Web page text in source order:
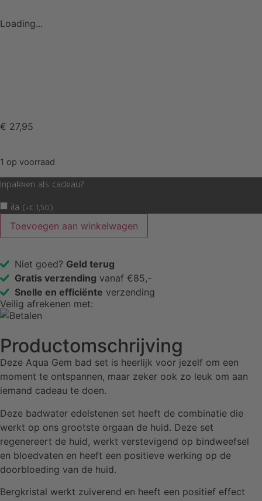
Loading...
€ 27,95
1 op voorraad
Inpakken als cadeau?
Ja (+€ 1,50 )
Toevoegen aan winkelwagen
Niet goed? Geld terug
Gratis verzending vanaf €85,-
Snelle en efficiënte verzending
Veilig afrekenen met:
Productomschrijving
Deze Aqua Gem bad set is heerlijk voor jezelf om een
moment te ontspannen, maar zeker ook zo leuk om aan
iemand cadeau te doen.
Deze badwater edelstenen set heeft de combinatie die
werkt op ons grootste orgaan de huid. Deze set
regenereert de huid, werkt verstevigend op bindweefsel
en bloedvaten en heeft een positieve werking op de
doorbloeding van de huid.
Bergkristal werkt zuiverend en heeft een positief effect